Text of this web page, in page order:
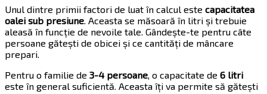
Unul dintre primii factori de luat în calcul este capacitatea
oalei sub presiune. Aceasta se măsoară în litri și trebuie
aleasă în funcție de nevoile tale. Gândește-te pentru câte
persoane gătești de obicei și ce cantități de mâncare
prepari.
Pentru o familie de 3-4 persoane, o capacitate de 6 litri
este în general suficientă. Aceasta îți va permite să gătești